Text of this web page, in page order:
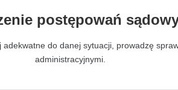
postępowań
do danej sytuacji, prowadzę
administracyjnymi.